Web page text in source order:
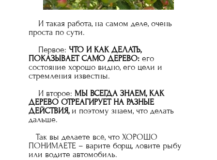
И такая работа, на самом деле, очень
проста по сути.
Первое: ЧТО И КАК ДЕЛАТЬ,
ПОКАЗЫВАЕТ САМО ДЕРЕВО: его
состояние хорошо видно, его цели и
стремления известны.
И второе: МЫ ВСЕГДА ЗНАЕМ, КАК
ДЕРЕВО ОТРЕАГИРУЕТ НА РАЗНЫЕ
ДЕЙСТВИЯ,и поэтому знаем, что делать
дальше.
Так вы делаете всё, что ХОРОШО
ПОНИМАЕТЕ – варите борщ, ловите рыбу
или водите автомобиль.